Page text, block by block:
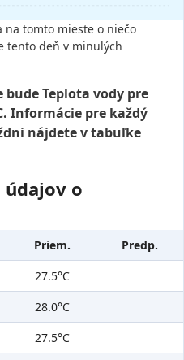
na tomto mieste o niečo
tento deň v minulých
bude Teplota vody pre
Informácie pre každý
nájdete v tabuľke
údajov o
Priem.
Predp.
27.5°C
28.0°C
27.5°C